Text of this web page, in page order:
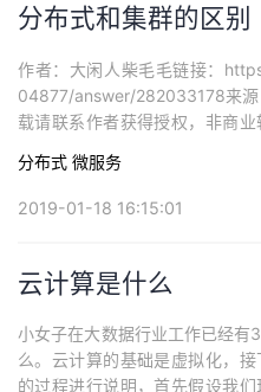
分布式和集群的区别
作者：大闲人柴毛毛链接：
04877/answer/282033178来
载请联系作者获得授权，非商
代码都放在一个项目中就好了，
就好了。整个项目所有的服务都
分布式 微服务
2019-01-18 16:15:01
云计算是什么
小女子在大数据行业工作已经有
么。云计算的基础是虚拟化，
的过程进行说明，首先假设我